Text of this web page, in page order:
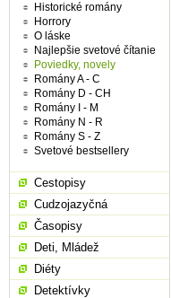
Historické romány
Horrory
O láske
Najlepšie svetové čítanie
Poviedky, novely
Romány A - C
Romány D - CH
Romány I - M
Romány N - R
Romány S - Z
Svetové bestsellery
Cestopisy
Cudzojazyčná
Časopisy
Deti, Mládež
Diéty
Detektívky